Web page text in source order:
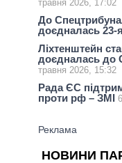
травня 2026, 17:02
До
доєдналась 23-
Ліхтенштейн
доєдналась до
травня 2026, 15:32
Рада ЄС
проти рф – ЗМІ